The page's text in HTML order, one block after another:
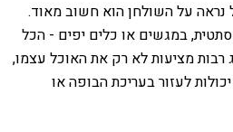
על השולחן הוא חשוב מאוד.
במגשים או כלים יפים - הכל
רבות מציעות לא רק את האוכל עצמו,
לעזור בעריכת הבופה או